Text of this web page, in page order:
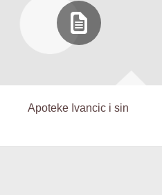
Apoteke Ivancic i sin